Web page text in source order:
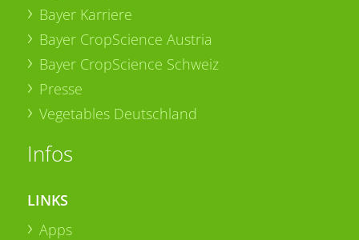
Bayer Karriere
Bayer CropScience Austria
Bayer CropScience Schweiz
Presse
Vegetables Deutschland
Infos
LINKS
Apps